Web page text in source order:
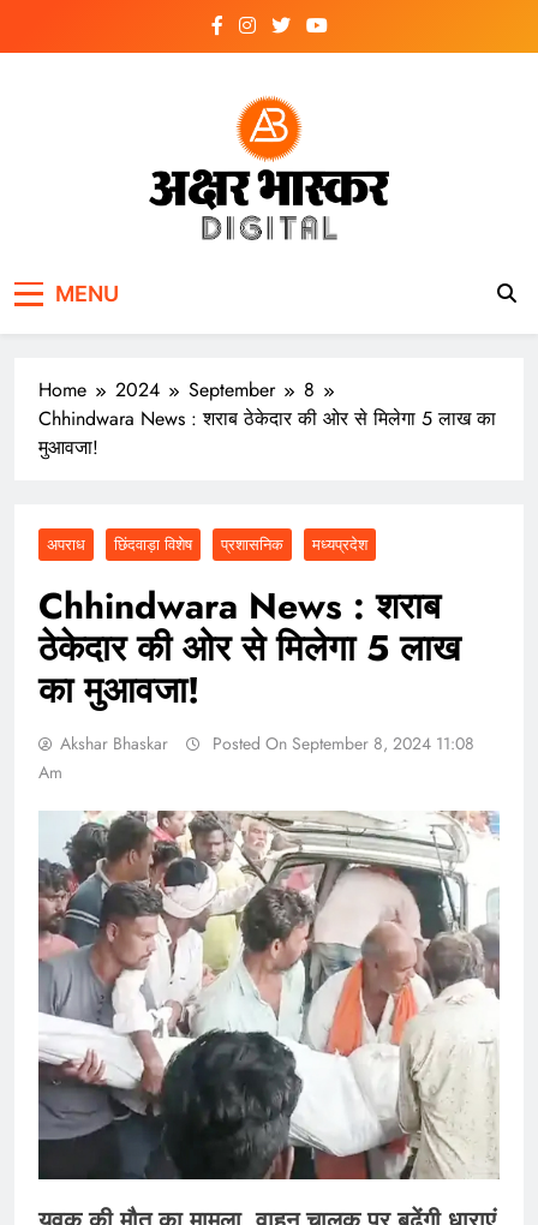
MENU
Home 2024 September
8
Chhindwara News : शराब ठेकेदार की ओर से मिलेगा 5 लाख का
मुआवजा!
अपराध छिंदवाड़ा विशेष प्रशासनिक मध्यप्रदेश
Chhindwara News : शराब
ठेकेदार की ओर से मिलेगा 5 लाख
का मुआवजा!
Akshar Bhaskar
Posted On September 8, 2024 11:08
Am